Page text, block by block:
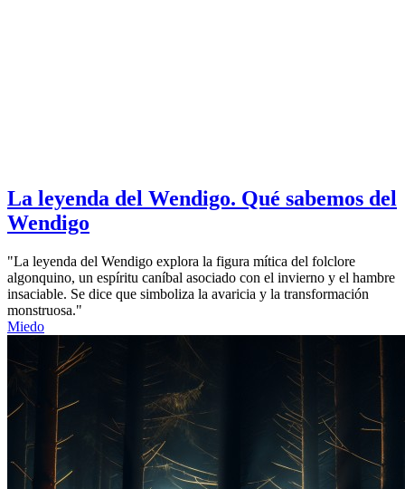
La leyenda del Wendigo. Qué sabemos del
Wendigo
"La leyenda del Wendigo explora la figura mítica del folclore
algonquino, un espíritu caníbal asociado con el invierno y el hambre
insaciable. Se dice que simboliza la avaricia y la transformación
monstruosa."
Miedo